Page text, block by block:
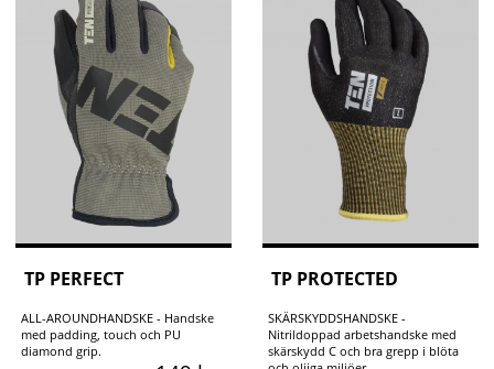
TP PERFECT
ALL-AROUNDHANDSKE - Handske
med padding, touch och PU
diamond grip.
TP PROTECTED
SKÄRSKYDDSHANDSKE -
Nitrildoppad arbetshandske med
skärskydd C och bra grepp i blöta